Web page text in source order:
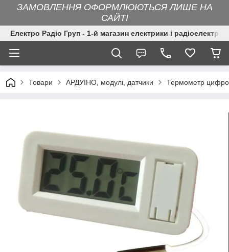
ЗАМОВЛЕННЯ ОФОРМЛЮЮТЬСЯ ЛИШЕ НА
САЙТІ
Електро Радіо Груп - 1-й магазин електрики і
Товари АРДУІНО, модулі, датчики Термометр